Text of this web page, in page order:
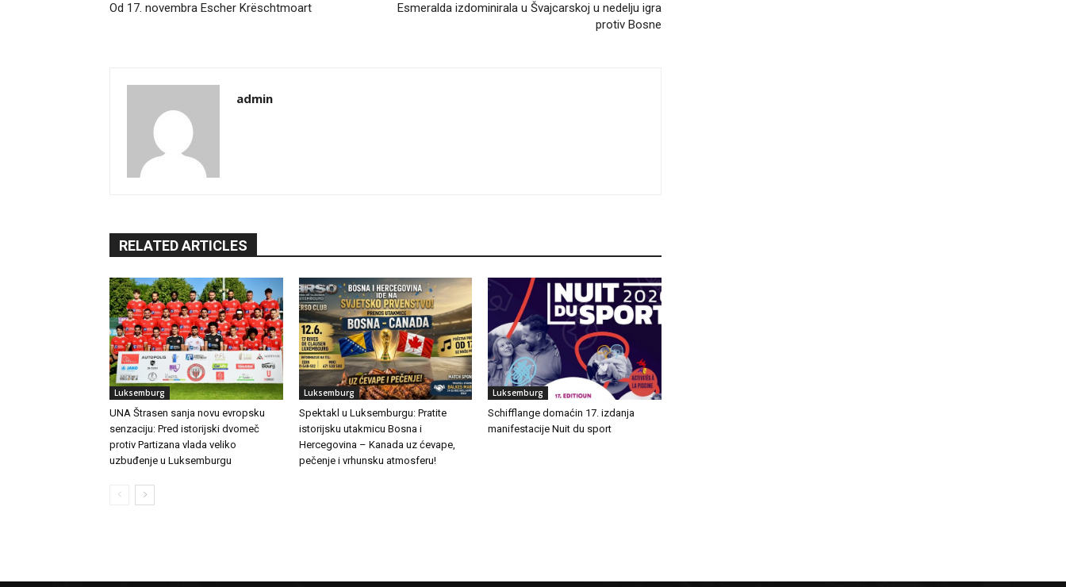
Od 17. novembra Escher Krëschtmoart
Esmeralda izdominirala u Švajcarskoj u nedelju igra
protiv Bosne
admin
RELATED ARTICLES
Luksemburg
UNA Štrasen sanja novu evropsku
senzaciju: Pred istorijski dvomeč
protiv Partizana vlada veliko
uzbuđenje u Luksemburgu
Luksemburg
Spektakl u Luksemburgu: Pratite
istorijsku utakmicu Bosna i
Hercegovina – Kanada uz ćevape,
pečenje i vrhunsku atmosferu!
Luksemburg
Schifflange domaćin 17. izdanja
manifestacije Nuit du sport